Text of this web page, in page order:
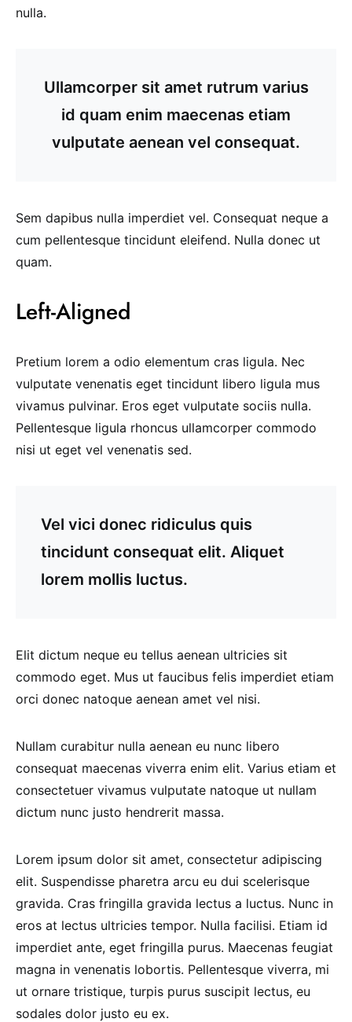
nulla.
Ullamcorper sit amet rutrum varius
id quam enim maecenas etiam
vulputate aenean vel consequat.
Sem dapibus nulla imperdiet vel. Consequat neque a
cum pellentesque tincidunt eleifend. Nulla donec ut
quam.
Left-Aligned
Pretium lorem a odio elementum cras ligula. Nec
vulputate venenatis eget tincidunt libero ligula mus
vivamus pulvinar. Eros eget vulputate sociis nulla.
Pellentesque ligula rhoncus ullamcorper commodo
nisi ut eget vel venenatis sed.
Vel vici donec ridiculus quis
tincidunt consequat elit. Aliquet
lorem mollis luctus.
Elit dictum neque eu tellus aenean ultricies sit
commodo eget. Mus ut faucibus felis imperdiet etiam
orci donec natoque aenean amet vel nisi.
Nullam curabitur nulla aenean eu nunc libero
consequat maecenas viverra enim elit. Varius etiam et
consectetuer vivamus vulputate natoque ut nullam
dictum nunc justo hendrerit massa.
Lorem ipsum dolor sit amet, consectetur adipiscing
elit. Suspendisse pharetra arcu eu dui scelerisque
gravida. Cras fringilla gravida lectus a luctus. Nunc in
eros at lectus ultricies tempor. Nulla facilisi. Etiam id
imperdiet ante, eget fringilla purus. Maecenas feugiat
magna in venenatis lobortis. Pellentesque viverra, mi
ut ornare tristique, turpis purus suscipit lectus, eu
sodales dolor justo eu ex.